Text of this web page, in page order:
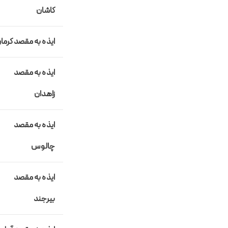
کاشان
ایذه به مقصد
ایذه به مقصد
زاهدان
ایذه به مقصد
چالوس
ایذه به مقصد
بیرجند